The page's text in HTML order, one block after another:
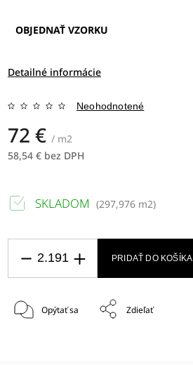
OBJEDNAŤ VZORKU
Detailné informácie
Neohodnotené
72 € / m2
58,54 € bez DPH
SKLADOM (297,976 m2)
PRIDAŤ DO KOŠÍKA
Opýtať sa Zdieľať